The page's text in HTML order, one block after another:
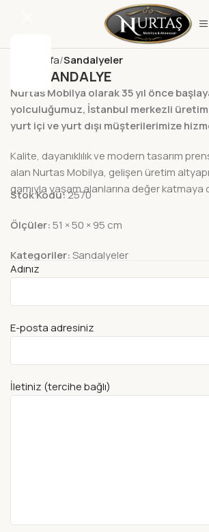
Ana Sayfa Sandalyeler
ADA SANDALYE
Nurtas Mobilya olarak 35 yıl önce
yolculuğumuz, İstanbul merkezli üretim
yurt içi ve yurt dışı müşterilerimize
Kalite, dayanıklılık ve modern tasarım
alan Nurtas Mobilya, gelişen üretim
gamıyla yaşam alanlarına değer
Stok Kodu:2570
Ölçüler:51 × 50 × 95 cm
Kategoriler:Sandalyeler
Adınız
E-posta adresiniz
İletiniz (tercihe bağlı)